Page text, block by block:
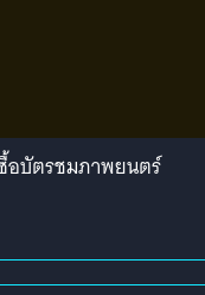
อบัตรชมภาพยนตร์